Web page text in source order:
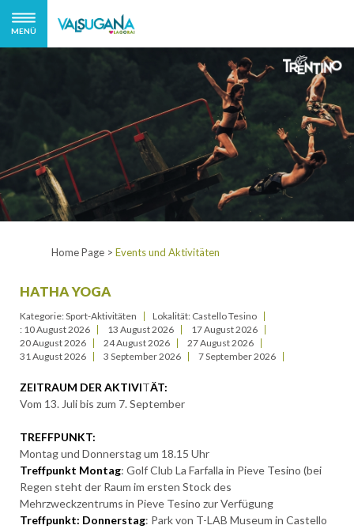
MENÜ
Home Page > Events und Aktivitäten
HATHA YOGA
Kategorie: Sport-Aktivitäten
Lokalität: Castello Tesino
: 10 August 2026 13 August 2026
17 August 2026
20 August 2026
24 August 2026
27 August 2026
31 August 2026
3 September 2026 7 September 2026
ZEITRAUM DER AKTIVITÄT:
Vom 13. Juli bis zum 7. September
TREFFPUNKT:
Montag und Donnerstag um 18.15 Uhr
Treffpunkt Montag: Golf Club La Farfalla in Pieve Tesino (bei
Regen steht der Raum im ersten Stock des
Mehrzweckzentrums in Pieve Tesino zur Verfügung
Treffpunkt: Donnerstag: Park von T-LAB Museum in Castello